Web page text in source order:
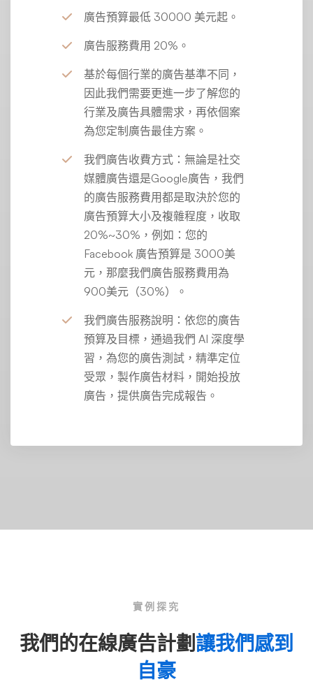
廣告預算最低 30000 美元起。
廣告服務費用 20%。
基於每個行業的廣告基準不同，
因此我們需要更進一步了解您的
行業及廣告具體需求，再依個案
為您定制廣告最佳方案。
我們廣告收費方式：無論是社交
媒體廣告還是Google廣告，我們
的廣告服務費用都是取決於您的
廣告預算大小及複雜程度，收取
20%~30%，例如：您的
Facebook 廣告預算是 3000美
元，那麼我們廣告服務費用為
900美元（30%）。
我們廣告服務說明：依您的廣告
預算及目標，通過我們 AI 深度學
習，為您的廣告測試，精準定位
受眾，製作廣告材料，開始投放
廣告，提供廣告完成報告。
實例探究
我們的在線廣告計劃讓我們感到
自豪